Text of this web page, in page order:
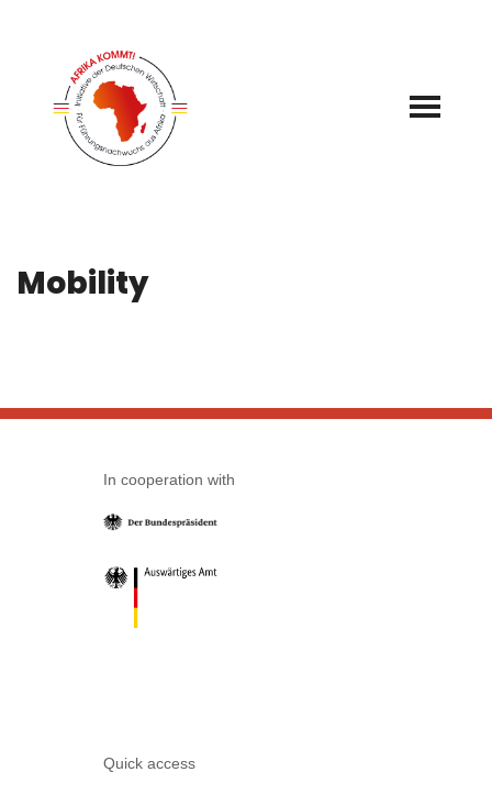
springen
Mobility
In cooperation with
Quick access